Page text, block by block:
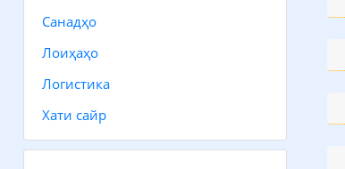
Санадҳо
Лоиҳаҳо
Логистика
Хати сайр